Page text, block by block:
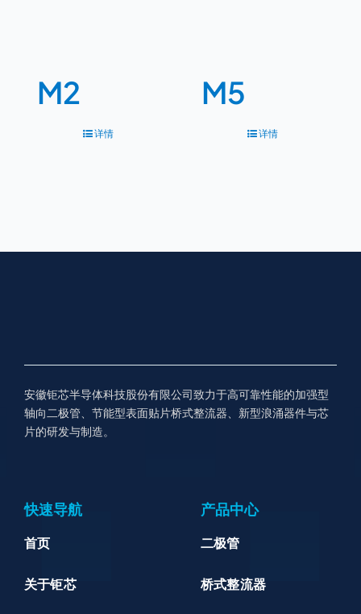
M2
详情
M5
详情
安徽钜芯半导体科技股份有限公司致力于高可靠性能的加强型
轴向二极管、节能型表面贴片桥式整流器、新型浪涌器件与芯
片的研发与制造。
快速导航
首页
关于钜芯
产品中心
二极管
桥式整流器